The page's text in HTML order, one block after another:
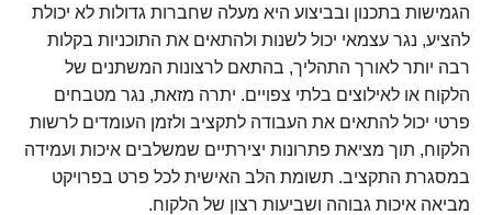
הגמישות בתכנון ובביצוע היא מעלה שחברות גדולות לא יכולת
להציע, נגר עצמאי יכול לשנות ולהתאים את התוכניות בקלות
רבה יותר לאורך התהליך, בהתאם לרצונות המשתנים של
הלקוח או לאילוצים בלתי צפויים. יתרה מזאת, נגר מטבחים
פרטי יכול להתאים את העבודה לתקציב ולזמן העומדים לרשות
הלקוח, תוך מציאת פתרונות יצירתיים שמשלבים איכות ועמידה
במסגרת התקציב. תשומת הלב האישית לכל פרט בפרויקט
מביאה איכות גבוהה ושביעות רצון של הלקוח.